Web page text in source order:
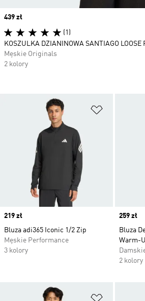
Dodaj do
Price
219 zł
Bluza adi365 Iconic 1/2 Zip
Męskie Performance
3 kolory
Price
259 zł
Bluza
Warm-
2 kolory
Dodaj do
Price
439 zł
(1)
KOSZULKA DZIANINOWA SANTIAGO LOOSE
Męskie Originals
2 kolory